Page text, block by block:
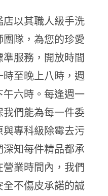
以其職人級手洗
隊，為您的珍愛
服務，開放時間
至晚上八時，週
午六時。每逢週一
們能為每一件委
專科級除霉去污
知每件精品都承
業時間內，我們
不傷皮承諾的誠